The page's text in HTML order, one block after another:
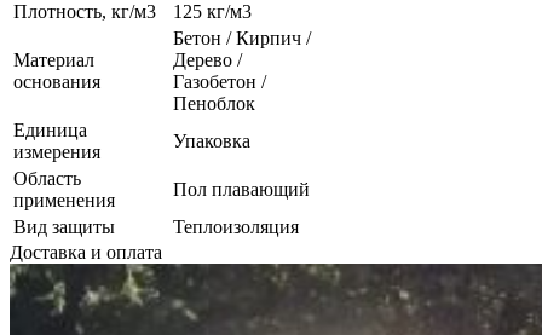
Плотность, кг/м3
125 кг/м3
Материал
основания
Бетон / Кирпич /
Дерево /
Газобетон /
Пеноблок
Единица
измерения
Упаковка
Область
применения
Пол плавающий
Вид защиты
Теплоизоляция
Доставка и оплата